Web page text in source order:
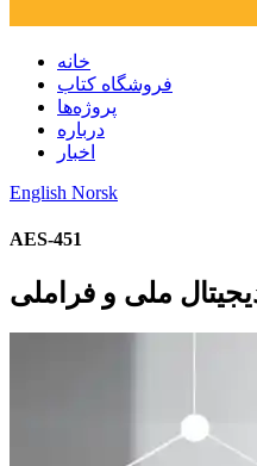
خانه
فروشگاه کتاب
پروژه‌ها
درباره
اخبار
English Norsk
AES-451
ملی و فراملی